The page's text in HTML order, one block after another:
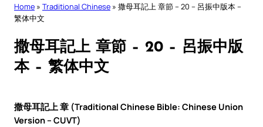
Home » Traditional Chinese » 撒母耳記上 章節 – 20 – 呂振中版本 –
繁体中文
撒母耳記上 章節 – 20 – 呂振中版
本 – 繁体中文
撒母耳記上 章 (Traditional Chinese Bible: Chinese Union
Version – CUVT)